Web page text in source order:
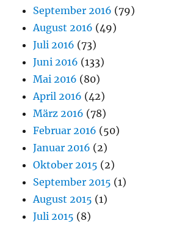
September 2016 (79)
August 2016 (49)
Juli 2016 (73)
Juni 2016 (133)
Mai 2016 (80)
April 2016 (42)
März 2016 (78)
Februar 2016 (50)
Januar 2016 (2)
Oktober 2015 (2)
September 2015 (1)
August 2015 (1)
Juli 2015 (8)